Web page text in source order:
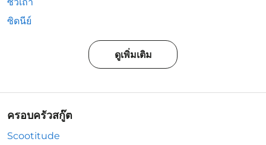
ซิดนีย์
ดูเพิ่มเติม
ครอบครัวสกู๊ต
Scootitude